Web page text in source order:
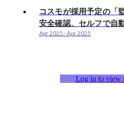
コスモが採用予定の「
安全確認、セルフで自
Apr 2025 -Apr 2025
Log in to view